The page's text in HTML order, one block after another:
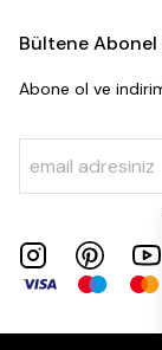
Bültene Abonel
Abone ol ve